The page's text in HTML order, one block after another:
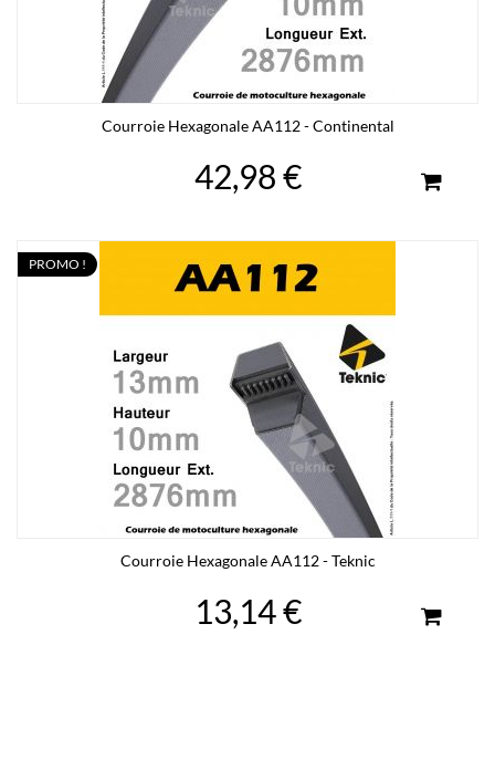
Courroie Hexagonale AA112 - Continental
42,98 €
PROMO !
Courroie Hexagonale AA112 - Teknic
13,14 €